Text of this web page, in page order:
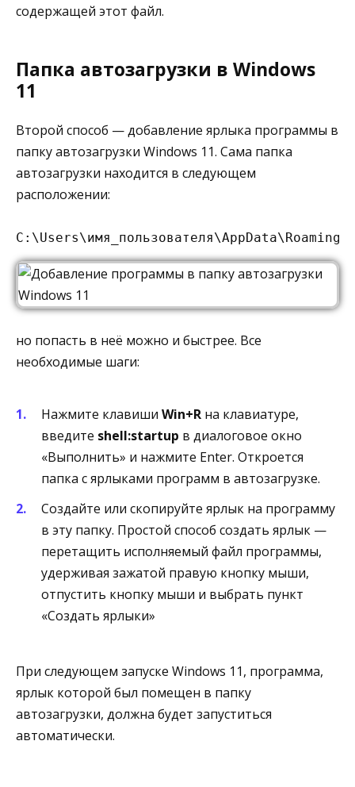
содержащей этот файл.
Папка автозагрузки в Windows
11
Второй способ — добавление ярлыка программы в
папку автозагрузки Windows 11. Сама папка
автозагрузки находится в следующем
расположении:
но попасть в неё можно и быстрее. Все
необходимые шаги:
Нажмите клавиши Win+R на клавиатуре,
введите shell:startup в диалоговое окно
«Выполнить» и нажмите Enter. Откроется
папка с ярлыками программ в автозагрузке.
Создайте или скопируйте ярлык на программу
в эту папку. Простой способ создать ярлык —
перетащить исполняемый файл программы,
удерживая зажатой правую кнопку мыши,
отпустить кнопку мыши и выбрать пункт
«Создать ярлыки»
При следующем запуске Windows 11, программа,
ярлык которой был помещен в папку
автозагрузки, должна будет запуститься
автоматически.